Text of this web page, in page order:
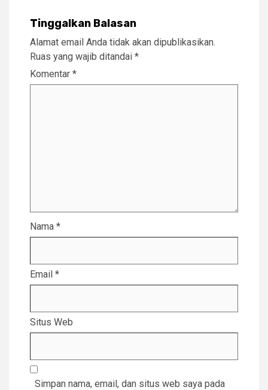
Tinggalkan Balasan
Alamat email Anda tidak akan dipublikasikan.
Ruas yang wajib ditandai *
Komentar *
Nama *
Email *
Situs Web
Simpan nama, email, dan situs web saya pada